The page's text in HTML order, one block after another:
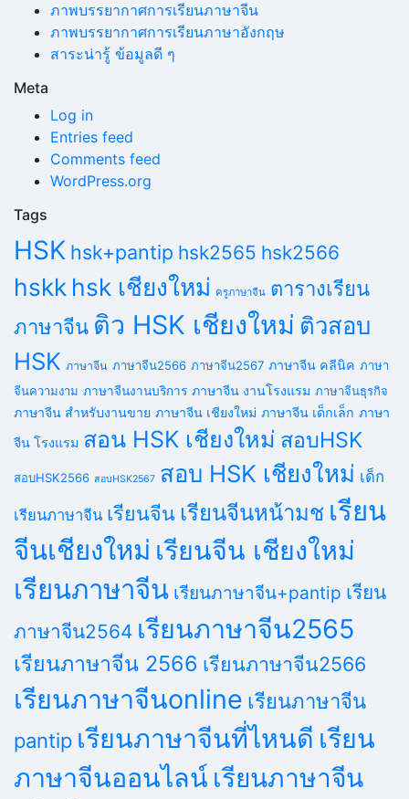
ภาพบรรยากาศการเรียนภาษาจีน
ภาพบรรยากาศการเรียนภาษาอังกฤษ
สาระน่ารู้ ข้อมูลดี ๆ
Meta
Log in
Entries feed
Comments feed
WordPress.org
Tags
HSK hsk+pantip hsk2565 hsk2566
hskk hsk เชียงใหม่ ครูภาษาจีน ตารางเรียน
ภาษาจีน ติว HSK เชียงใหม่ ติวสอบ
HSK ภาษาจีน ภาษาจีน2566 ภาษาจีน2567 ภาษาจีน คลีนิค ภาษา
จีนความงาม ภาษาจีนงานบริการ ภาษาจีน งานโรงแรม ภาษาจีนธุรกิจ
ภาษาจีน สำหรับงานขาย ภาษาจีน เชียงใหม่ ภาษาจีน เด็กเล็ก ภาษา
จีน โรงแรม สอน HSK เชียงใหม่ สอบHSK
สอบHSK2566 สอบHSK2567 สอบ HSK เชียงใหม่ เด็ก
เรียนภาษาจีน เรียนจีน เรียนจีนหน้ามช เรียน
จีนเชียงใหม่ เรียนจีน เชียงใหม่
เรียนภาษาจีน เรียนภาษาจีน+pantip เรียน
ภาษาจีน2564 เรียนภาษาจีน2565
เรียนภาษาจีน 2566 เรียนภาษาจีน2566
เรียนภาษาจีนonline เรียนภาษาจีน
pantip เรียนภาษาจีนที่ไหนดี เรียน
ภาษาจีนออนไลน์ เรียนภาษาจีน